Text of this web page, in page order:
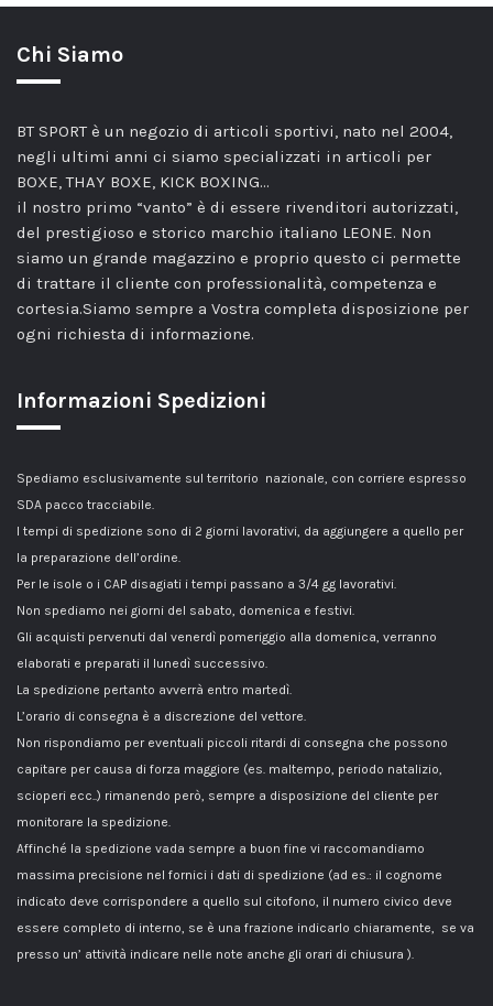
Chi Siamo
BT SPORT è un negozio di articoli sportivi, nato nel 2004,
negli ultimi anni ci siamo specializzati in articoli per
BOXE, THAY BOXE, KICK BOXING…
il nostro primo “vanto” è di essere rivenditori autorizzati,
del prestigioso e storico marchio italiano LEONE. Non
siamo un grande magazzino e proprio questo ci permette
di trattare il cliente con professionalità, competenza e
cortesia.Siamo sempre a Vostra completa disposizione per
ogni richiesta di informazione.
Informazioni Spedizioni
Spediamo esclusivamente sul territorio nazionale, con corriere espresso
SDA pacco tracciabile.
I tempi di spedizione sono di 2 giorni lavorativi, da aggiungere a quello per
la preparazione dell’ordine.
Per le isole o i CAP disagiati i tempi passano a 3/4 gg lavorativi.
Non spediamo nei giorni del sabato, domenica e festivi.
Gli acquisti pervenuti dal venerdì pomeriggio alla domenica, verranno
elaborati e preparati il lunedì successivo.
La spedizione pertanto avverrà entro martedì.
L’orario di consegna è a discrezione del vettore.
Non rispondiamo per eventuali piccoli ritardi di consegna che possono
capitare per causa di forza maggiore (es. maltempo, periodo natalizio,
scioperi ecc..) rimanendo però, sempre a disposizione del cliente per
monitorare la spedizione.
Affinché la spedizione vada sempre a buon fine vi raccomandiamo
massima precisione nel fornici i dati di spedizione (ad es.: il cognome
indicato deve corrispondere a quello sul citofono, il numero civico deve
essere completo di interno, se è una frazione indicarlo chiaramente, se va
presso un’ attività indicare nelle note anche gli orari di chiusura ).